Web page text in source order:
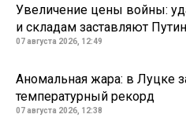
Увеличение цены войны:
и складам заставляют
07 августа 2026, 12:49
Аномальная жара: в Луцке
температурный рекорд
07 августа 2026, 12:38